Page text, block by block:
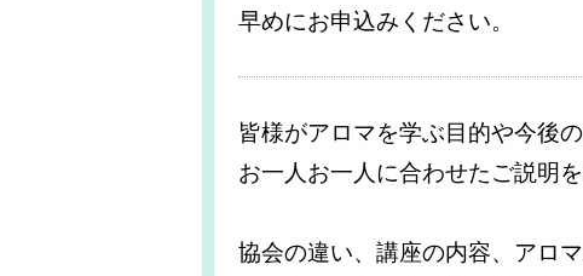
早めにお申込みください。
皆様がアロマを学ぶ目的や今後
お一人お一人に合わせたご説明
協会の違い、講座の内容、アロ